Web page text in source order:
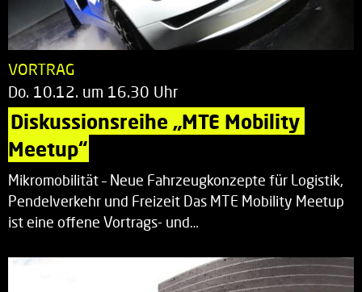
VORTRAG
Do. 10.12. um 16.30 Uhr
Diskussionsreihe „MTE Mobility
Meetup“
Mikromobilität – Neue Fahrzeugkonzepte für Logistik,
Pendelverkehr und Freizeit Das MTE Mobility Meetup
ist eine offene Vortrags- und…